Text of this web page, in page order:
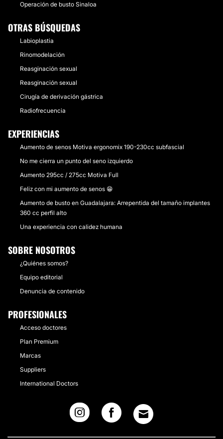
Operación de busto Sinaloa
OTRAS BÚSQUEDAS
Labioplastia
Rinomodelación
Reasginación sexual
Reasginación sexual
Cirugía de derivación gástrica
Radiofrecuencia
EXPERIENCIAS
Aumento de senos Motiva ergonomix 190-230cc subfascial
No me cierra un punto del seno izquierdo
Aumento 295cc / 275cc Motiva Full
Feliz con mi aumento de senos 😁
Aumento de busto en Guadalajara: Arrepentida del tamaño implantes
360 cc perfil alto
Una experiencia con calidez humana
SOBRE NOSOTROS
¿Quiénes somos?
Equipo editorial
Denuncia de contenido
PROFESIONALES
Acceso doctores
Plan Premium
Marcas
Suppliers
International Doctors